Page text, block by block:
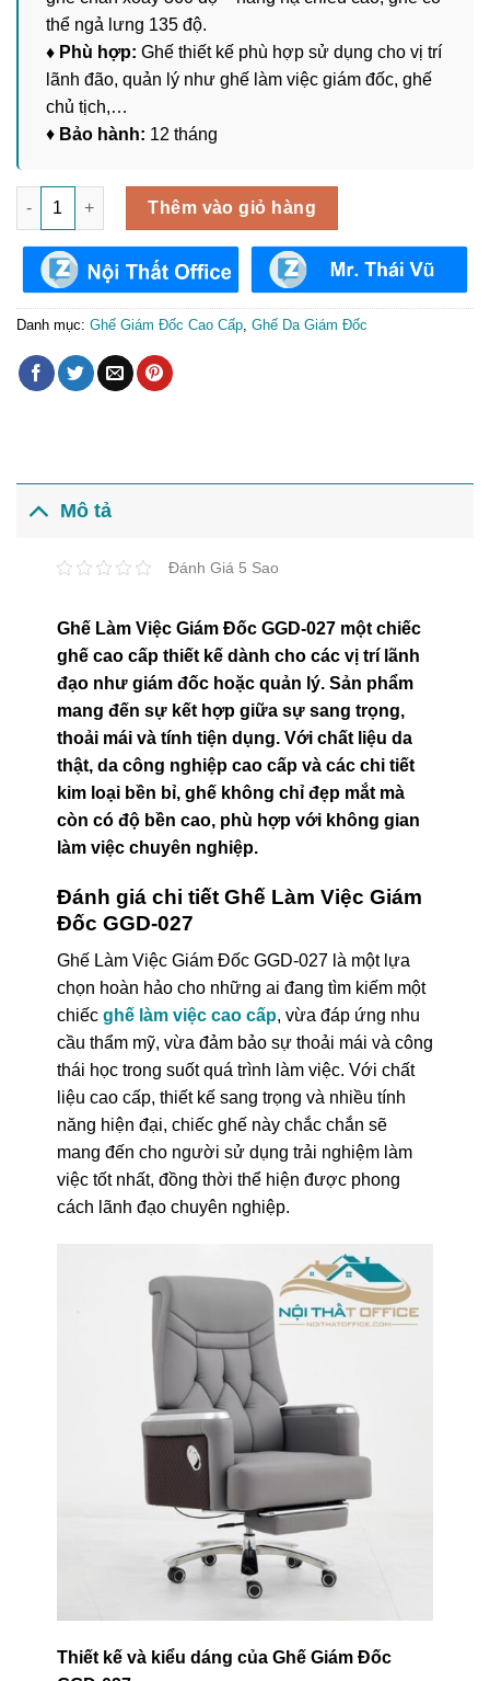
thể ngả lưng 135 độ.
♦ Phù hợp: Ghế thiết kế phù hợp sử dụng cho vị trí
lãnh đão, quản lý như ghế làm việc giám đốc, ghế
chủ tịch,…
♦ Bảo hành: 12 tháng
Ghế Làm Việc Giám Đốc GGD-027 số lượng
Thêm vào giỏ hàng
Danh mục: Ghế Giám Đốc Cao Cấp Ghế Da Giám Đốc
Mô tả
Đánh Giá 5 Sao
Ghế Làm Việc Giám Đốc GGD-027 một chiếc
ghế cao cấp thiết kế dành cho các vị trí lãnh
đạo như giám đốc hoặc quản lý. Sản phẩm
mang đến sự kết hợp giữa sự sang trọng,
thoải mái và tính tiện dụng. Với chất liệu da
thật, da công nghiệp cao cấp và các chi tiết
kim loại bền bỉ, ghế không chỉ đẹp mắt mà
còn có độ bền cao, phù hợp với không gian
làm việc chuyên nghiệp.
Đánh giá chi tiết Ghế Làm Việc Giám
Đốc GGD-027
Ghế Làm Việc Giám Đốc GGD-027 là một lựa
chọn hoàn hảo cho những ai đang tìm kiếm một
chiếc ghế làm việc cao cấp, vừa đáp ứng nhu
cầu thẩm mỹ, vừa đảm bảo sự thoải mái và công
thái học trong suốt quá trình làm việc. Với chất
liệu cao cấp, thiết kế sang trọng và nhiều tính
năng hiện đại, chiếc ghế này chắc chắn sẽ
mang đến cho người sử dụng trải nghiệm làm
việc tốt nhất, đồng thời thể hiện được phong
cách lãnh đạo chuyên nghiệp.
Thiết kế và kiểu dáng của Ghế Giám Đốc